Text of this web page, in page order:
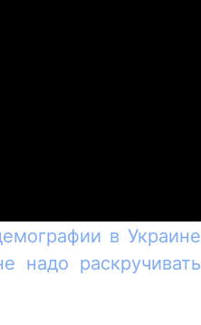
в Украине
надо раскручивать